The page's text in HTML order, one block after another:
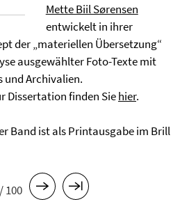
Mette Biil Sørensen
entwickelt in ihrer
der „materiellen Übersetzung“
ausgewählter Foto-Texte mit
Archivalien.
Dissertation finden Siehier.
Band ist als Printausgabe im Brill
100